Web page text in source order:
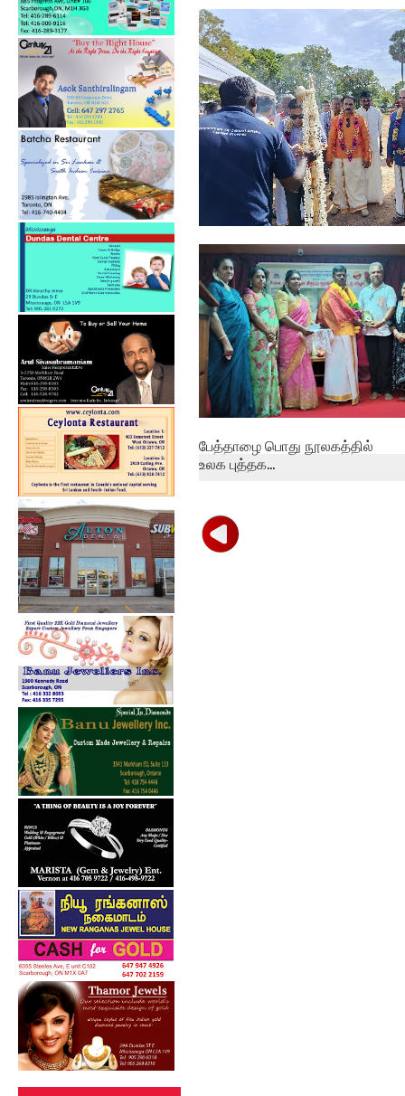
தமிழ் சிங்கள சித்திரை
புதுவருட கலை...
பேத்தாழை பொது நூலகத்தில்
உலக புத்தக...